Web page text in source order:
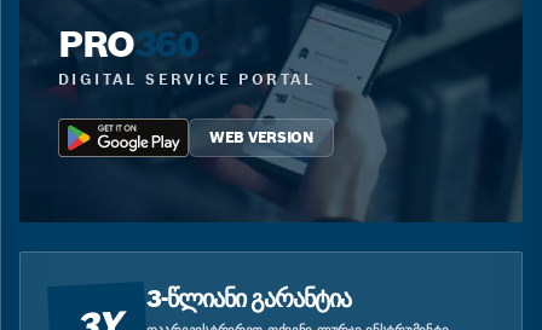
PRO360
DIGITAL SERVICE PORTAL
WEB VERSION
3-ᲬᲚᲘᲐᲜᲘ ᲒᲐᲠᲐᲜᲢᲘᲐ